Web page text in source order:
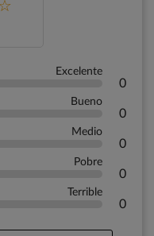
Excelente
0
Bueno
0
Medio
0
Pobre
0
Terrible
0